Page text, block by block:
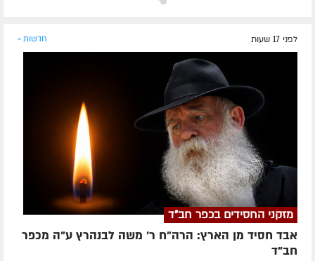
לפני 17 שעות חדשות »
מזקני החסידים בכפר חב"ד
אבד חסיד מן הארץ: הרה"ח ר' משה לבנהרץ ע"ה מכפר
חב"ד